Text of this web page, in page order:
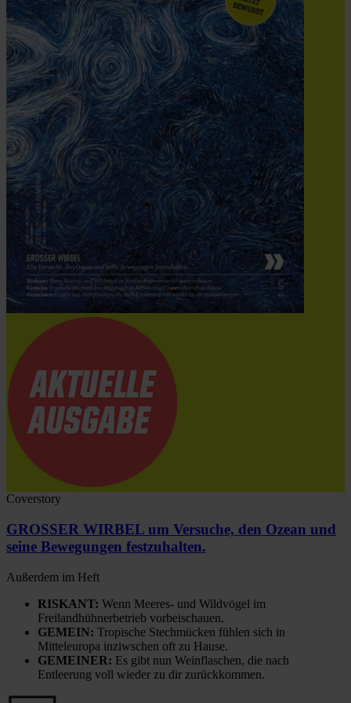
Coverstory
GROSSER WIRBEL um Versuche, den Ozean und
seine Bewegungen festzuhalten.
Außerdem im Heft
RISKANT: Wenn Meeres- und Wildvögel im
Freilandhühnerbetrieb vorbeischauen.
GEMEIN: Tropische Stechmücken fühlen sich in
Mitteleuropa inziwschen oft zu Hause.
GEMEINER: Es gibt nun Weinflaschen, die nach
Entleerung voll wieder zu dir zurückkommen.